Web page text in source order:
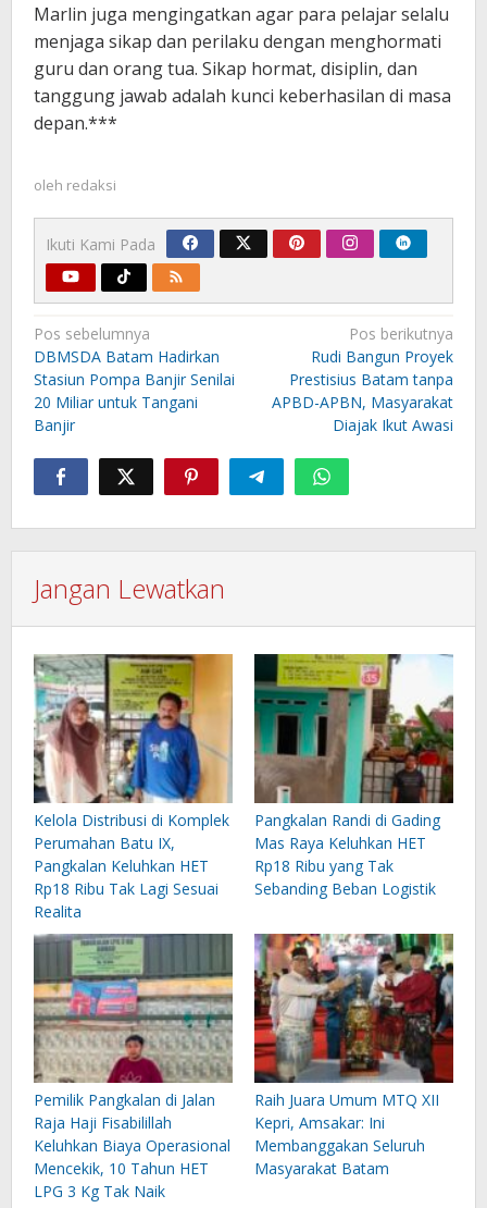
Marlin juga mengingatkan agar para pelajar selalu
menjaga sikap dan perilaku dengan menghormati
guru dan orang tua. Sikap hormat, disiplin, dan
tanggung jawab adalah kunci keberhasilan di masa
depan.***
oleh redaksi
Ikuti Kami Pada
Navigasi
pos
Pos sebelumnya
DBMSDA Batam Hadirkan
Stasiun Pompa Banjir Senilai
20 Miliar untuk Tangani
Banjir
Pos berikutnya
Rudi Bangun Proyek
Prestisius Batam tanpa
APBD-APBN, Masyarakat
Diajak Ikut Awasi
Jangan Lewatkan
Kelola Distribusi di Komplek
Perumahan Batu IX,
Pangkalan Keluhkan HET
Rp18 Ribu Tak Lagi Sesuai
Realita
Pangkalan Randi di Gading
Mas Raya Keluhkan HET
Rp18 Ribu yang Tak
Sebanding Beban Logistik
Pemilik Pangkalan di Jalan
Raja Haji Fisabilillah
Keluhkan Biaya Operasional
Mencekik, 10 Tahun HET
LPG 3 Kg Tak Naik
Raih Juara Umum MTQ XII
Kepri, Amsakar: Ini
Membanggakan Seluruh
Masyarakat Batam